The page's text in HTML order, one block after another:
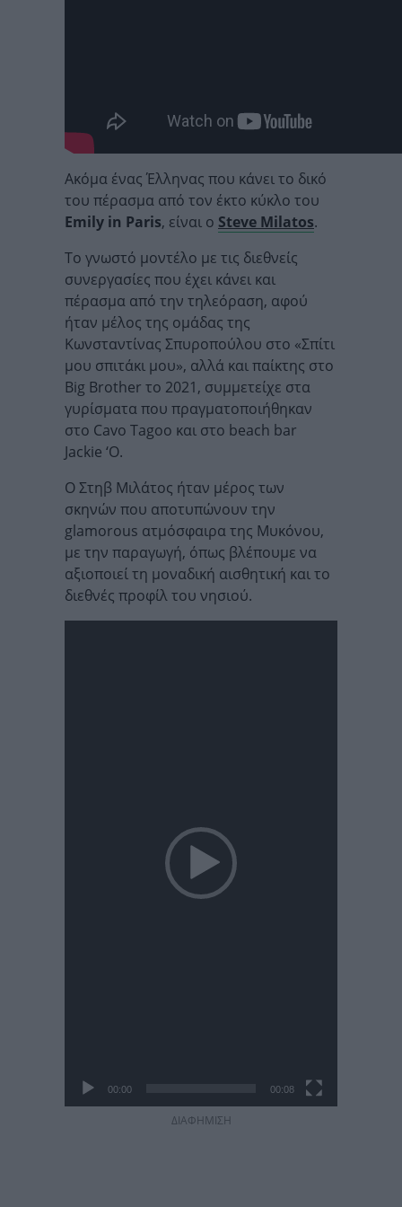
Ακόμα ένας Έλληνας που κάνει το δικό
του πέρασμα από τον έκτο κύκλο του
Emily in Paris, είναι ο Steve Milatos.
Το γνωστό μοντέλο με τις διεθνείς
συνεργασίες που έχει κάνει και
πέρασμα από την τηλεόραση, αφού
ήταν μέλος της ομάδας της
Κωνσταντίνας Σπυροπούλου στο «Σπίτι
μου σπιτάκι μου», αλλά και παίκτης στο
Big Brother το 2021, συμμετείχε στα
γυρίσματα που πραγματοποιήθηκαν
στο Cavo Tagoo και στο beach bar
Jackie ‘O.
Ο Στηβ Μιλάτος ήταν μέρος των
σκηνών που αποτυπώνουν την
glamorous ατμόσφαιρα της Μυκόνου,
με την παραγωγή, όπως βλέπουμε να
αξιοποιεί τη μοναδική αισθητική και το
διεθνές προφίλ του νησιού.
Πρόγραμμα
00:00 00:08
ΔΙΑΦΗΜΙΣΗ